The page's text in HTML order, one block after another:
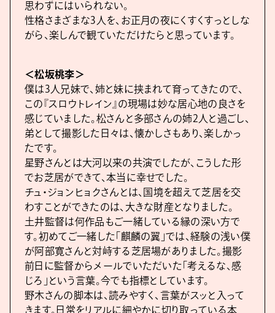
思わずにはいられない。
性格さまざまな3人を、お正月の夜にくすくすっとしな
がら、楽しんで観ていただけたらと思っています。
＜松坂桃李＞
僕は3人兄妹で、姉と妹に挟まれて育ってきたので、
この『スロウトレイン』の現場は妙な居心地の良さを
感じていました。松さんと多部さんの姉2人と過ごし、
弟として撮影した日々は、懐かしさもあり、楽しかっ
たです。
星野さんとは大河以来の共演でしたが、こうした形
でお芝居ができて、本当に幸せでした。
チュ・ジョンヒョクさんとは、国境を超えて芝居を交
わすことができたのは、大きな財産となりました。
土井監督は何作品もご一緒している縁の深い方で
す。初めてご一緒した「麒麟の翼」では、経験の浅い僕
が阿部寛さんと対峙する芝居場がありました。撮影
前日に監督からメールでいただいた「考えるな、感
じろ」という言葉。今でも指標としています。
野木さんの脚本は、読みやすく、言葉がスッと入って
きます。日常をリアルに細やかに切り取っている本